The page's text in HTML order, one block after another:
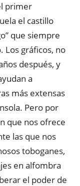
primer
el castillo
que siempre
Los gráficos, no
después, y
a
más extensas
Pero por
que nos ofrece
las que nos
toboganes,
en alfombra
el poder de